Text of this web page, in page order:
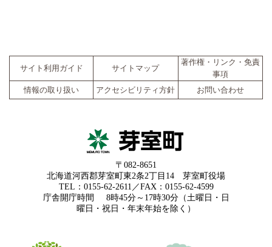
サイト利用ガイド サイトマップ
著作権・リンク・免責
事項
情報の取り扱い
アクセシビリティ方針 お問い合わせ
〒082-8651
北海道河西郡芽室町東2条2丁目14 芽室町役場
TEL：0155-62-2611／FAX：0155-62-4599
庁舎開庁時間
8時45分～17時30分（土曜日・日
曜日・祝日・年末年始を除く）